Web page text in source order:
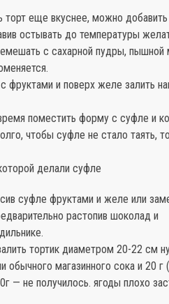
торт еще вкуснее, можно добавить
остывать до температуры
с сахарной пудры, пышной
фруктами и поверх желе залить
поместить форму с суфле и
чтобы суфле не стало таять,
делали суфле
суфле фруктами и желе или
растопив шоколад и
тортик диаметром 20-22 см
магазинного сока и 20 г
— не получилось. ягоды плохо